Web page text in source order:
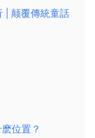
| 颠覆傳統童話
位置？​​